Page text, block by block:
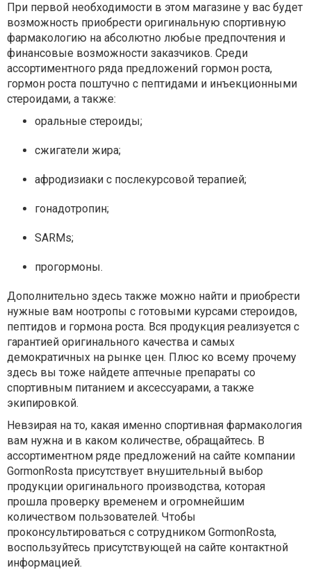
При первой необходимости в этом магазине у вас будет
возможность приобрести оригинальную спортивную
фармакологию на абсолютно любые предпочтения и
финансовые возможности заказчиков. Среди
ассортиментного ряда предложений гормон роста,
гормон роста поштучно с пептидами и инъекционными
стероидами, а также:
оральные стероиды;
сжигатели жира;
афродизиаки с послекурсовой терапией;
гонадотропин;
SARMs;
прогормоны.
Дополнительно здесь также можно найти и приобрести
нужные вам ноотропы с готовыми курсами стероидов,
пептидов и гормона роста. Вся продукция реализуется с
гарантией оригинального качества и самых
демократичных на рынке цен. Плюс ко всему прочему
здесь вы тоже найдете аптечные препараты со
спортивным питанием и аксессуарами, а также
экипировкой.
Невзирая на то, какая именно спортивная фармакология
вам нужна и в каком количестве, обращайтесь. В
ассортиментном ряде предложений на сайте компании
GormonRosta присутствует внушительный выбор
продукции оригинального производства, которая
прошла проверку временем и огромнейшим
количеством пользователей. Чтобы
проконсультироваться с сотрудником GormonRosta,
воспользуйтесь присутствующей на сайте контактной
информацией.